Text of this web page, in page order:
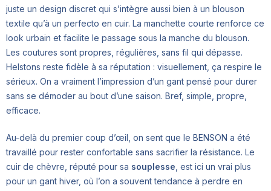
juste un design discret qui s’intègre aussi bien à un blouson
textile qu’à un perfecto en cuir. La manchette courte renforce ce
look urbain et facilite le passage sous la manche du blouson.
Les coutures sont propres, régulières, sans fil qui dépasse.
Helstons reste fidèle à sa réputation : visuellement, ça respire le
sérieux. On a vraiment l’impression d’un gant pensé pour durer
sans se démoder au bout d’une saison. Bref, simple, propre,
efficace.
Au-delà du premier coup d’œil, on sent que le BENSON a été
travaillé pour rester confortable sans sacrifier la résistance. Le
cuir de chèvre, réputé pour sa souplesse , est ici un vrai plus
pour un gant hiver, où l’on a souvent tendance à perdre en